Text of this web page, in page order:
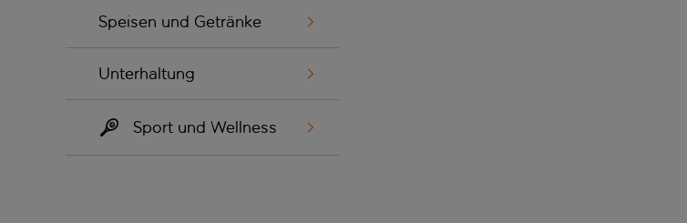
Speisen und Getränke
Unterhaltung
Sport und Wellness